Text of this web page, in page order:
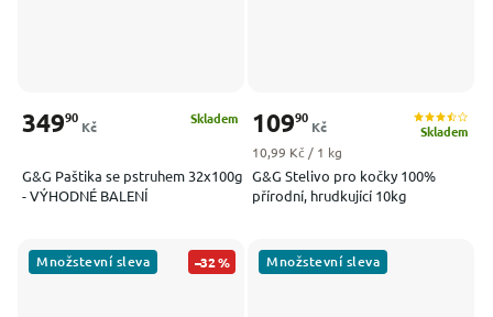
G&G Paštika se pstruhem 32x100g
- VÝHODNÉ BALENÍ
Skladem
34990
Kč
G&G Stelivo pro kočky 100%
přírodní, hrudkující 10kg
Skladem
10990
Kč
Měrná cena:
10,99 Kč / 1 kg
Množstevní sleva –32 % Množstevní sleva